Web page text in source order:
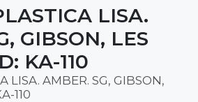
LISA.
GIBSON, LES
KA-110
LISA. AMBER. SG, GIBSON,
110